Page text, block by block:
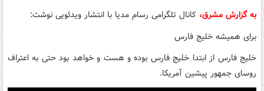
به گزارش مشرق، کانال تلگرامی رسام مدیا با انتشار ویدئویی نوشت:
برای همیشه خلیج فارس
خلیج فارس از ابتدا خلیج فارس بوده و هست و خواهد بود حتی به اعتراف
روسای جمهور پیشین آمریکا.